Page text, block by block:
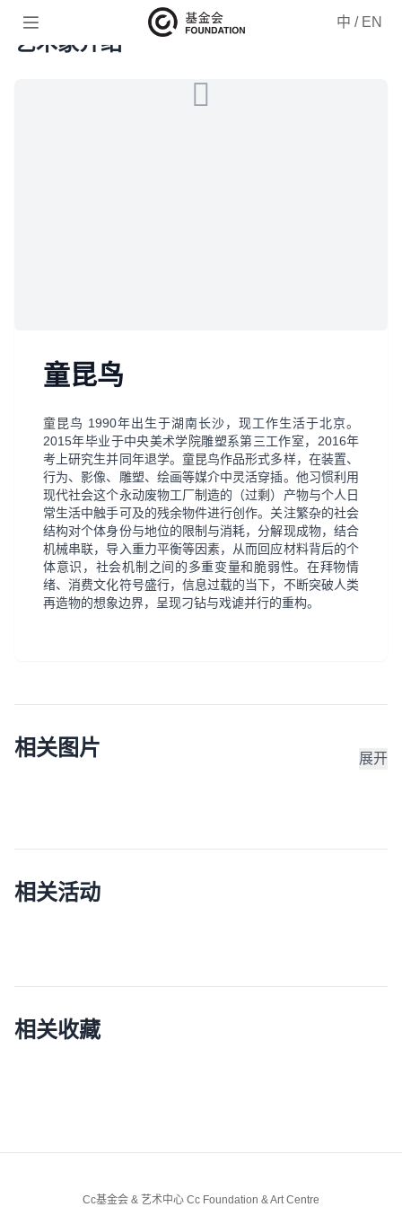
 中 / EN
艺术家介绍
童昆鸟
童昆鸟 1990年出生于湖南长沙，现工作生活于北京。
2015年毕业于中央美术学院雕塑系第三工作室，2016年
考上研究生并同年退学。童昆鸟作品形式多样，在装置、
行为、影像、雕塑、绘画等媒介中灵活穿插。他习惯利用
现代社会这个永动废物工厂制造的（过剩）产物与个人日
常生活中触手可及的残余物件进行创作。关注繁杂的社会
结构对个体身份与地位的限制与消耗，分解现成物，结合
机械串联，导入重力平衡等因素，从而回应材料背后的个
体意识，社会机制之间的多重变量和脆弱性。在拜物情
绪、消费文化符号盛行，信息过载的当下，不断突破人类
再造物的想象边界，呈现刁钻与戏谑并行的重构。
相关图片 展开
相关活动
相关收藏
Cc基金会 & 艺术中心 Cc Foundation & Art Centre